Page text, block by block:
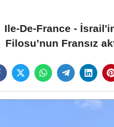
Ile-De-France -
Filosu’nun Fransız